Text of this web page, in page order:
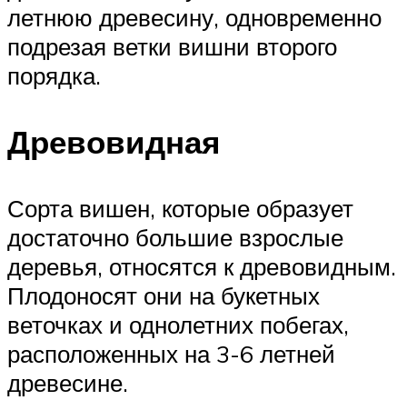
летнюю древесину, одновременно
подрезая ветки вишни второго
порядка.
Древовидная
Сорта вишен, которые образует
достаточно большие взрослые
деревья, относятся к древовидным.
Плодоносят они на букетных
веточках и однолетних побегах,
расположенных на 3-6 летней
древесине.